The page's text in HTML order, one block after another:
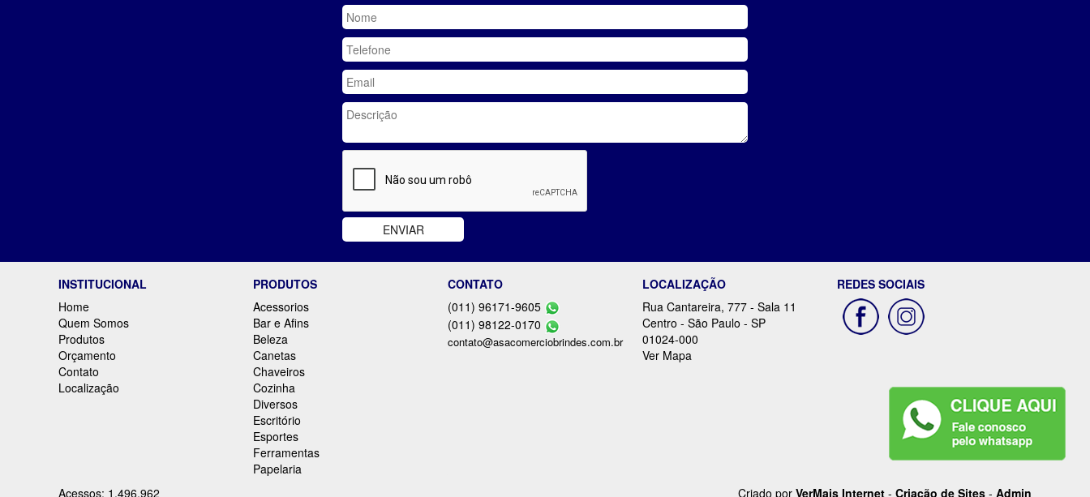
INSTITUCIONAL
Home
Quem Somos
Produtos
Orçamento
Contato
Localização
PRODUTOS
Acessorios
Bar e Afins
Beleza
Canetas
Chaveiros
Cozinha
Diversos
Escritório
Esportes
Ferramentas
Papelaria
CONTATO
(011) 96171-9605
(011) 98122-0170
contato@asacomerciobrindes.com.br
LOCALIZAÇÃO
Rua Cantareira, 777 - Sala 11
Centro - São Paulo - SP
01024-000
Ver Mapa
REDES SOCIAIS
Acessos: 1.496.962 Criado por VerMais Internet - Criação de Sites - Admin